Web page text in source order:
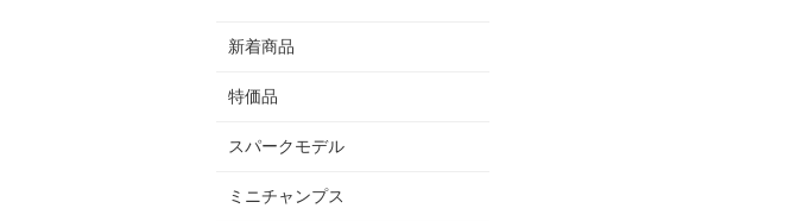
新着商品
特価品
スパークモデル
ミニチャンプス